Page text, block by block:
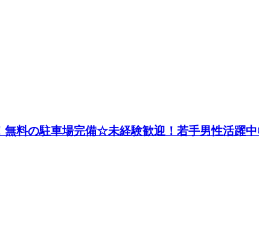
無料の駐車場完備☆未経験歓迎！若手男性活躍